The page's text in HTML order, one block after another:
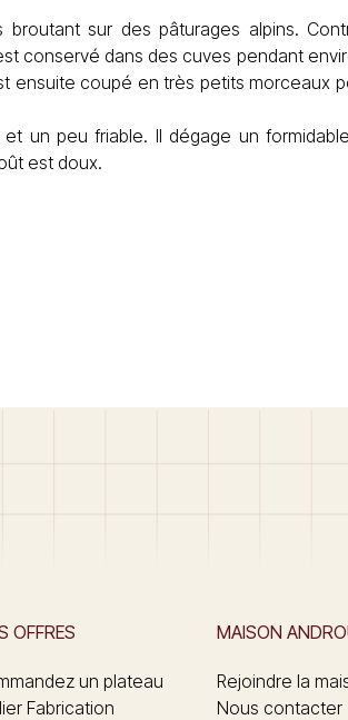
sur des pâturages alpins.
conservé dans des cuves pendant
ensuite coupé en très petits morceaux
un peu friable. Il dégage un
est doux.
OFFRES
un plateau
Fabrication
MAISON
Rejoindre la
Nous contacter